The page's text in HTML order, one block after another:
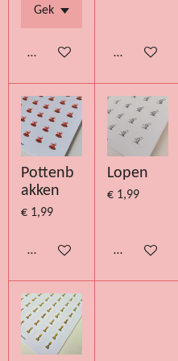
Bekijk details Bekijk details
Pottenb
akken
€ 1,99
Bekijk details
Lopen
€ 1,99
Bekijk details